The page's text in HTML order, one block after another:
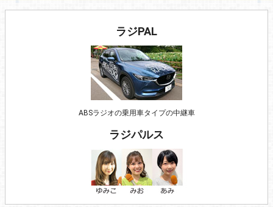
ラジPAL
ABSラジオの乗用車タイプの中継車
ラジパルス